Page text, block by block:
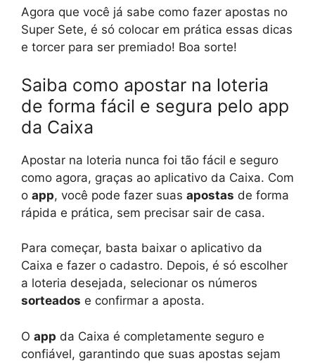
Agora que você já sabe como fazer apostas no
Super Sete, é só colocar em prática essas dicas
e torcer para ser premiado! Boa sorte!
Saiba como apostar na loteria
de forma fácil e segura pelo app
da Caixa
Apostar na loteria nunca foi tão fácil e seguro
como agora, graças ao aplicativo da Caixa. Com
o app, você pode fazer suas apostas de forma
rápida e prática, sem precisar sair de casa.
Para começar, basta baixar o aplicativo da
Caixa e fazer o cadastro. Depois, é só escolher
a loteria desejada, selecionar os números
sorteados e confirmar a aposta.
O app da Caixa é completamente seguro e
confiável, garantindo que suas apostas sejam